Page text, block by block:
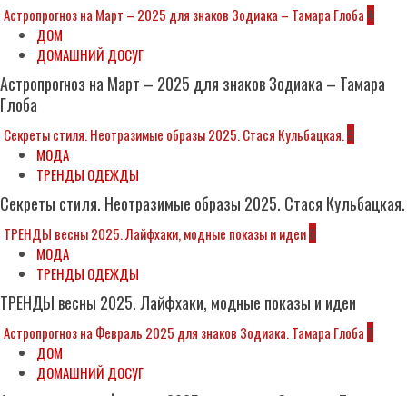
Астропрогноз на Март – 2025 для знаков Зодиака – Тамара Глоба4
ДОМ
ДОМАШНИЙ ДОСУГ
Астропрогноз на Март – 2025 для знаков Зодиака – Тамара
Глоба
Секреты стиля. Неотразимые образы 2025. Стася Кульбацкая.5
МОДА
ТРЕНДЫ ОДЕЖДЫ
Секреты стиля. Неотразимые образы 2025. Стася Кульбацкая.
ТРЕНДЫ весны 2025. Лайфхаки, модные показы и идеи6
МОДА
ТРЕНДЫ ОДЕЖДЫ
ТРЕНДЫ весны 2025. Лайфхаки, модные показы и идеи
Астропрогноз на Февраль 2025 для знаков Зодиака. Тамара Глоба 7
ДОМ
ДОМАШНИЙ ДОСУГ